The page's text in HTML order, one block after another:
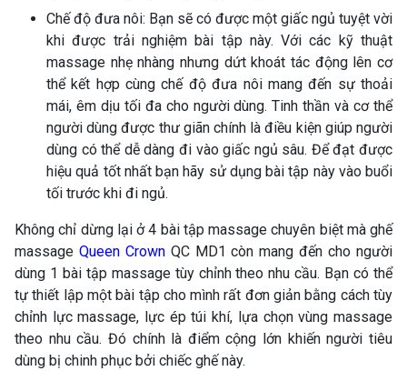
Chế độ đưa nôi: Bạn sẽ có được một giấc ngủ tuyệt vời
khi được trải nghiệm bài tập này. Với các kỹ thuật
massage nhẹ nhàng nhưng dứt khoát tác động lên cơ
thể kết hợp cùng chế độ đưa nôi mang đến sự thoải
mái, êm dịu tối đa cho người dùng. Tinh thần và cơ thể
người dùng được thư giãn chính là điều kiện giúp người
dùng có thể dễ dàng đi vào giấc ngủ sâu. Để đạt được
hiệu quả tốt nhất bạn hãy sử dụng bài tập này vào buổi
tối trước khi đi ngủ.
Không chỉ dừng lại ở 4 bài tập massage chuyên biệt mà ghế
massage Queen CrownQC MD1 còn mang đến cho người
dùng 1 bài tập massage tùy chỉnh theo nhu cầu. Bạn có thể
tự thiết lập một bài tập cho mình rất đơn giản bằng cách tùy
chỉnh lực massage, lực ép túi khí, lựa chọn vùng massage
theo nhu cầu. Đó chính là điểm cộng lớn khiến người tiêu
dùng bị chinh phục bởi chiếc ghế này.